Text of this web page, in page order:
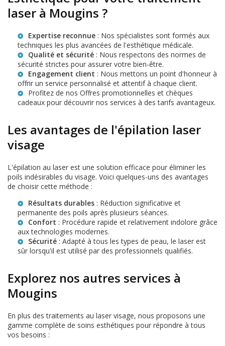
laser à Mougins ?
Expertise reconnue : Nos spécialistes sont formés aux
techniques les plus avancées de l'esthétique médicale.
Qualité et sécurité : Nous respectons des normes de
sécurité strictes pour assurer votre bien-être.
Engagement client : Nous mettons un point d'honneur à
offrir un service personnalisé et attentif à chaque client.
Profitez de nos Offres promotionnelles et chèques
cadeaux pour découvrir nos services à des tarifs avantageux.
Les avantages de l'épilation laser
visage
L'épilation au laser est une solution efficace pour éliminer les
poils indésirables du visage. Voici quelques-uns des avantages
de choisir cette méthode :
Résultats durables : Réduction significative et
permanente des poils après plusieurs séances.
Confort : Procédure rapide et relativement indolore grâce
aux technologies modernes.
Sécurité : Adapté à tous les types de peau, le laser est
sûr lorsqu'il est utilisé par des professionnels qualifiés.
Explorez nos autres services à
Mougins
En plus des traitements au laser visage, nous proposons une
gamme complète de soins esthétiques pour répondre à tous
vos besoins :